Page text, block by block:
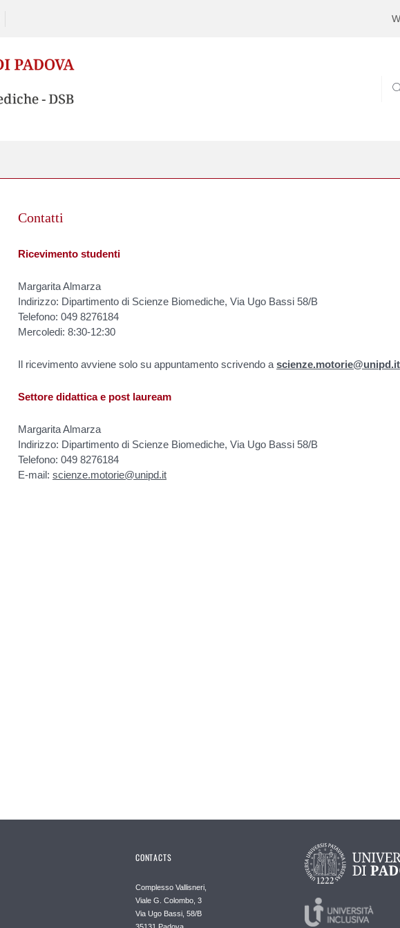
Contatti
Ricevimento studenti
Margarita Almarza
Indirizzo: Dipartimento di Scienze Biomediche, Via Ugo Bassi 58/B
Telefono: 049 8276184
Mercoledi: 8:30-12:30
Il ricevimento avviene solo su appuntamento scrivendo a scienze.motorie@unipd.it
Settore didattica e post lauream
Margarita Almarza
Indirizzo: Dipartimento di Scienze Biomediche, Via Ugo Bassi 58/B
Telefono: 049 8276184
E-mail: scienze.motorie@unipd.it
CONTACTS
Complesso Vallisneri,
Viale G. Colombo, 3
Via Ugo Bassi, 58/B